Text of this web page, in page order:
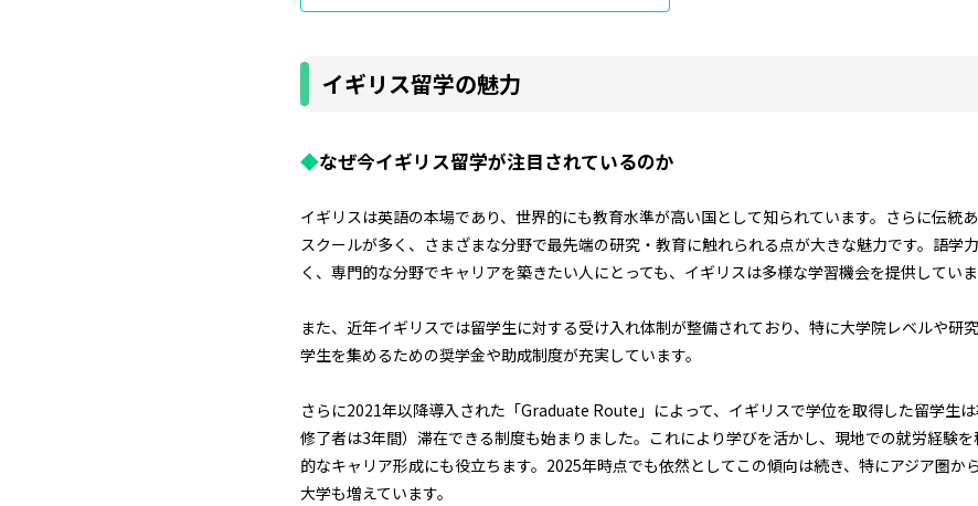
イギリス留学の魅力
◆なぜ今イギリス留学が注目されているのか
イギリスは英語の本場であり、世界的にも教育水準が高い国として知られています。さらに伝統
スクールが多く、さまざまな分野で最先端の研究・教育に触れられる点が大きな魅力です。語学
く、専門的な分野でキャリアを築きたい人にとっても、イギリスは多様な学習機会を提供していま
また、近年イギリスでは留学生に対する受け入れ体制が整備されており、特に大学院レベルや研
学生を集めるための奨学金や助成制度が充実しています。
さらに2021年以降導入された「Graduate Route」によって、イギリスで学位を取得した留学生
修了者は3年間）滞在できる制度も始まりました。これにより学びを活かし、現地での就労経験
的なキャリア形成にも役立ちます。2025年時点でも依然としてこの傾向は続き、特にアジア圏か
大学も増えています。